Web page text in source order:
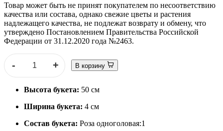
Товар может быть не принят покупателем по несоответствию
качества или состава, однако свежие цветы и растения
надлежащего качества, не подлежат возврату и обмену, что
утверждено Постановлением Правительства Российской
Федерации от 31.12.2020 года №2463.
- + В корзину
Высота букета: 50 см
Ширина букета: 4 см
Состав букета: Роза одноголовая:1